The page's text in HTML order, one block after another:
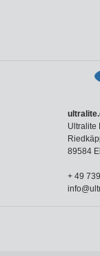
Ultralite
89584
+ 49